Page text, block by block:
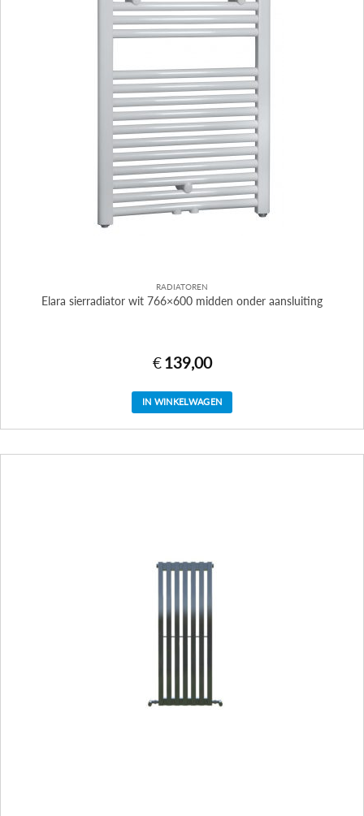
RADIATOREN
Elara sierradiator wit 766×600 midden onder aansluiting
€ 139,00
IN WINKELWAGEN